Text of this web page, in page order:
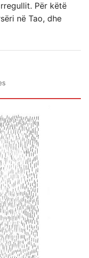
Për këtë
në Tao, dhe